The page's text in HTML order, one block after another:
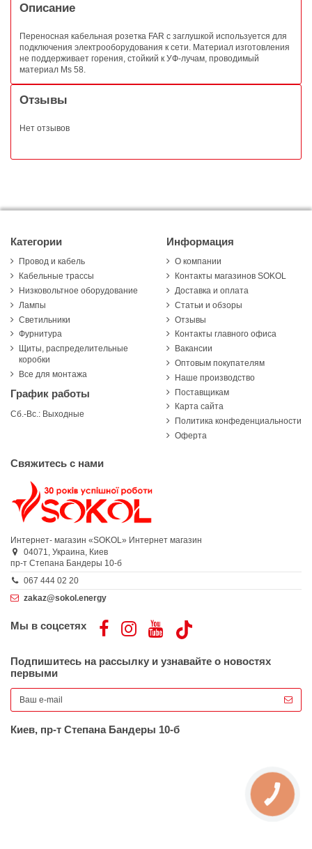
Описание
Переносная кабельная розетка FAR с заглушкой используется для
подключения электрооборудования к сети. Материал изготовления
не поддерживает горения, стойкий к УФ-лучам, проводимый
материал Ms 58.
Отзывы
Нет отзывов
Категории
Провод и кабель
Кабельные трассы
Низковольтное оборудование
Лампы
Светильники
Фурнитура
Щиты, распределительные
коробки
Все для монтажа
График работы
Сб.-Вс.: Выходные
Информация
О компании
Контакты магазинов SOKOL
Доставка и оплата
Статьи и обзоры
Отзывы
Контакты главного офиса
Вакансии
Оптовым покупателям
Наше производство
Поставщикам
Карта сайта
Политика конфеденциальности
Оферта
Свяжитесь с нами
Интернет- магазин «SOKOL» Интернет магазин
04071, Украина, Киев
пр-т Степана Бандеры 10-б
067 444 02 20
zakaz@sokol.energy
Мы в соцсетях
Подпишитесь на рассылку и узнавайте о новостях
первыми
Киев, пр-т Степана Бандеры 10-б
КНОПКА
ЗВ'ЯЗКУ